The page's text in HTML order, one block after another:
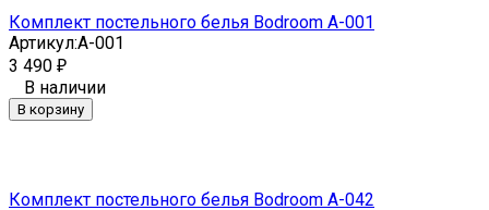
Комплект постельного белья Bodroom A-001
Артикул:A-001
3 490 ₽
В наличии
В корзину
Комплект постельного белья Bodroom A-042